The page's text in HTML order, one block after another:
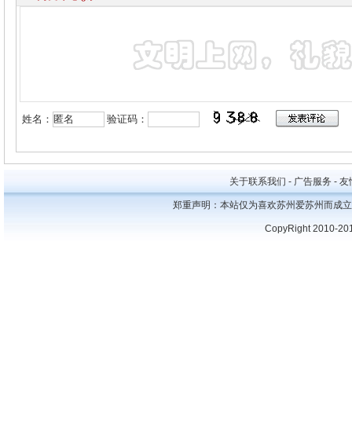
姓名： 验证码：
关于联系我们 - 广告服务 -
郑重声明：本站仅为喜欢苏州爱苏州而成
CopyRight 2010-